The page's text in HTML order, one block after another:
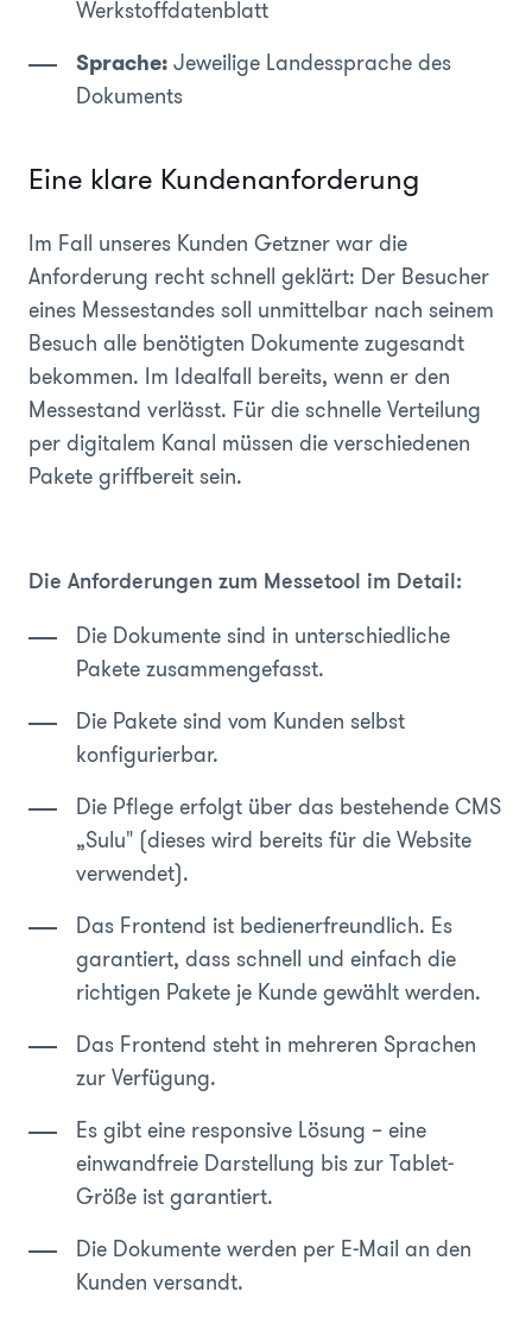
Werkstoffdatenblatt
Sprache:Jeweilige Landessprache des
Dokuments
Eine klare Kundenanforderung
Im Fall unseres Kunden Getzner war die
Anforderung recht schnell geklärt: Der Besucher
eines Messestandes soll unmittelbar nach seinem
Besuch alle benötigten Dokumente zugesandt
bekommen. Im Idealfall bereits, wenn er den
Messestand verlässt. Für die schnelle Verteilung
per digitalem Kanal müssen die verschiedenen
Pakete griffbereit sein.
Die Anforderungen zum Messetool im Detail:
Die Dokumente sind in unterschiedliche
Pakete zusammengefasst.
Die Pakete sind vom Kunden selbst
konfigurierbar.
Die Pflege erfolgt über das bestehende CMS
„Sulu" (dieses wird bereits für die Website
verwendet).
Das Frontend ist bedienerfreundlich. Es
garantiert, dass schnell und einfach die
richtigen Pakete je Kunde gewählt werden.
Das Frontend steht in mehreren Sprachen
zur Verfügung.
Es gibt eine responsive Lösung – eine
einwandfreie Darstellung bis zur Tablet-
Größe ist garantiert.
Die Dokumente werden per E-Mail an den
Kunden versandt.